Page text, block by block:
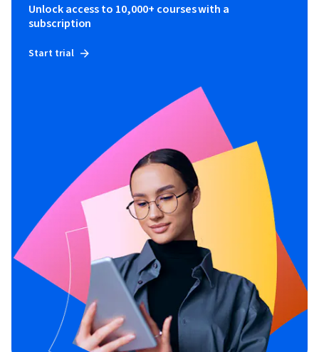
Unlock access to 10,000+ courses with a
subscription
Start trial